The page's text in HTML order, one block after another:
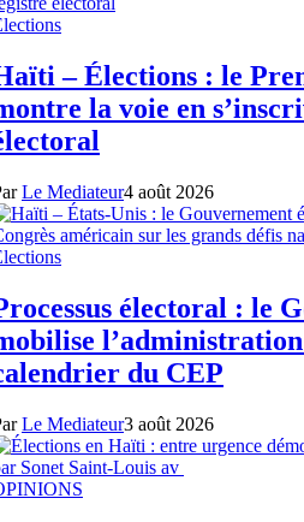
– Élections : le
la voie en
Le Mediateur4 août 2026
électoral : le
du CEP
Le Mediateur3 août 2026